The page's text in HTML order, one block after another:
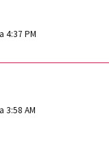
Diubah pada Tue, 17 Okt, 2023 pada 4:37 PM
Diubah pada Tue, 19 Mar, 2024 pada 3:58 AM